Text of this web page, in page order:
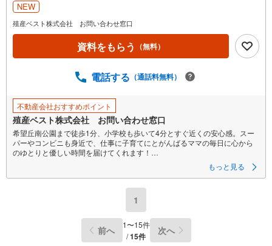
イ
ペ
ー
す
る
NEW
殖産ベスト株式会社 お問い合わせ窓口
資料をもらう （無料）
電話する （通話料無料）
不動産会社おすすめポイント
殖産ベスト株式会社 お問い合わせ窓口
希望丘南公園まで徒歩1分、小学校も歩いて4分とすぐ近くの安心感。スー
パーやコンビニも身近で、仕事に子育てにとがんばるママの毎日に心から
のゆとりと優しい時間を届けてくれます！
～スタッフが見つけた、この物件の住みたいポイント～
■小学校まで徒歩4分。警察署も近くて子育て世帯も安心です
■ユニクロやスーパーが近くて毎日が暮らしやすい住環境
■周辺はフラットな地勢で自転車での移動がしやすい
この街と歩んで、30年
もっと見る
1
前へ 1〜15件
/15件 次へ